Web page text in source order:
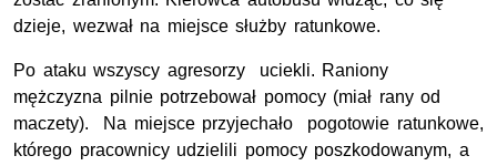
dzieje, wezwał na miejsce służby ratunkowe.
Po ataku wszyscy agresorzy uciekli. Raniony
mężczyzna pilnie potrzebował pomocy (miał rany od
maczety). Na miejsce przyjechało pogotowie ratunkowe,
którego pracownicy udzielili pomocy poszkodowanym, a